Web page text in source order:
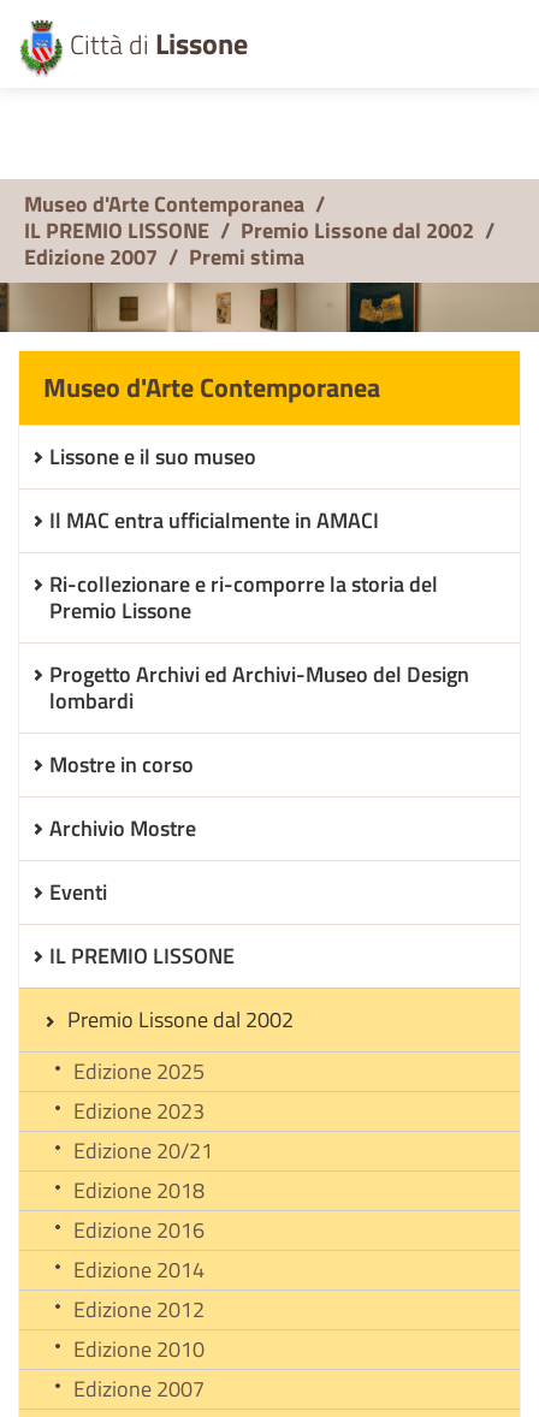
Città di Lissone
Museo d'Arte Contemporanea /
IL PREMIO LISSONE / Premio Lissone dal 2002 /
Edizione 2007 / Premi stima
Museo d'Arte Contemporanea
Lissone e il suo museo
Il MAC entra ufficialmente in AMACI
Ri-collezionare e ri-comporre la storia del
Premio Lissone
Progetto Archivi ed Archivi-Museo del Design
lombardi
Mostre in corso
Archivio Mostre
Eventi
IL PREMIO LISSONE
Premio Lissone dal 2002
Edizione 2025
Edizione 2023
Edizione 20/21
Edizione 2018
Edizione 2016
Edizione 2014
Edizione 2012
Edizione 2010
Edizione 2007